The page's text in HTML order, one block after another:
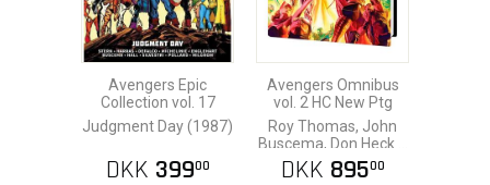
Avengers Epic
Collection vol. 17
Judgment Day (1987)
DKK 39900
Avengers Omnibus
vol. 2 HC New Ptg
Roy Thomas, John
Buscema, Don Heck &
Alex Ross
DKK 89500